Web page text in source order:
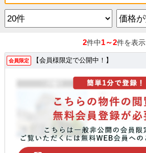
2件中1～2件を表示
会員限定 【会員様限定で公開中！】